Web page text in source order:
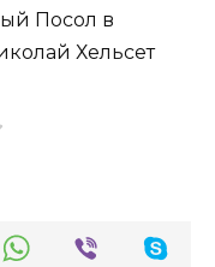
Посол в
Хельсет